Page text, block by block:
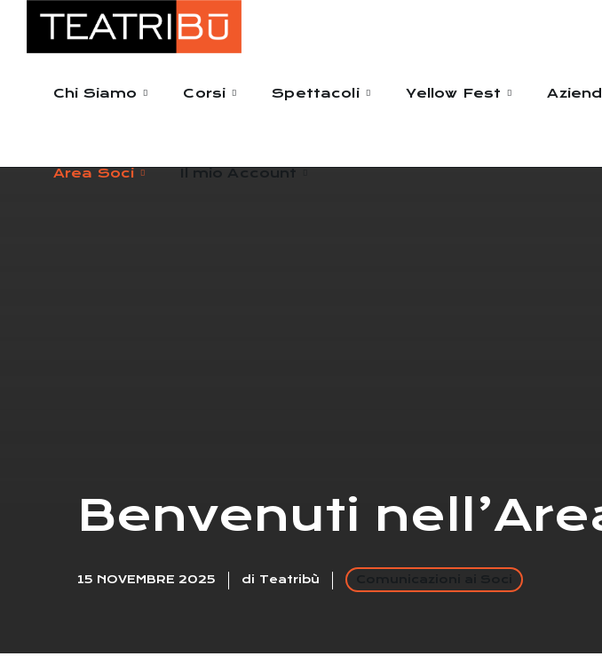
Chi Siamo Corsi Spettacoli Yellow Fest
Area Soci Il mio Account
Area Soci Il mio Account
Benvenuti
15 NOVEMBRE 2025 di Teatribù